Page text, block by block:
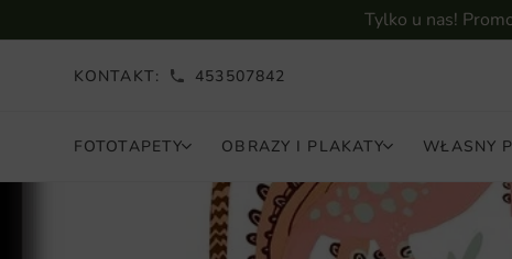
Tylko u nas!
KONTAKT: 453507842
FOTOTAPETY OBRAZY I PLAKATY WŁASNY